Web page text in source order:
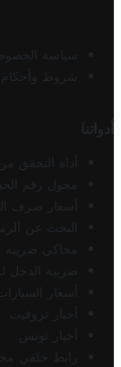
سياسة
شروط وأحكام
أدواتنا
أداة التحقق
محول رقم
أسعار صرف
البحث عن
محاكي ضريبة
ضريبة الدخل
أسعار
أخبار تروفيت
أخبار تونس
رابط خلفي